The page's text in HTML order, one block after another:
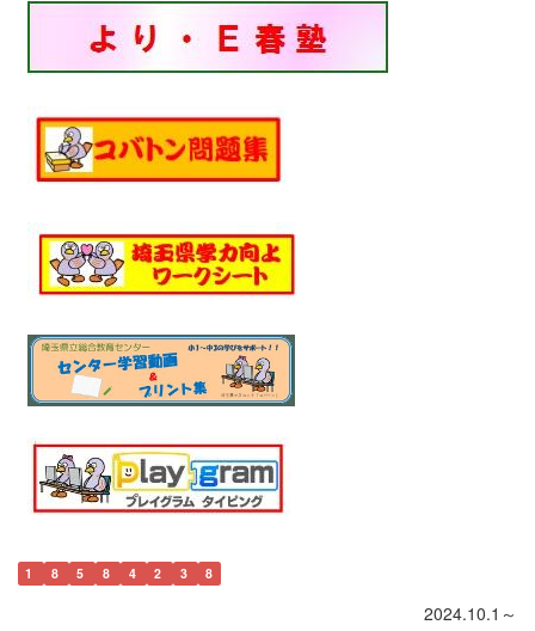
1 8 5 8 4 2 3 8
2024.10.1～